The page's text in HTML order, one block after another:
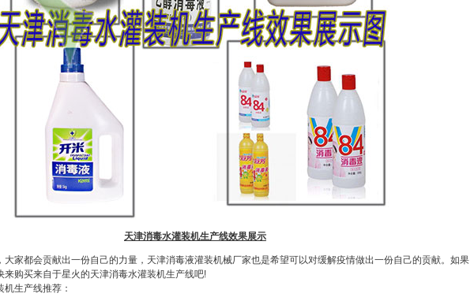
天津消毒水灌装机生产线效果展示
会贡献出一份自己的力量，天津消毒液灌装机械厂家也是希望可以对缓解疫情做出一份自己的贡献。如果
来购买来自于星火的天津消毒水灌装机生产线吧!
生产线推荐：